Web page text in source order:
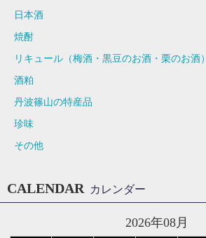
日本酒
焼酎
リキュール（梅酒・黒豆のお酒・栗のお酒）
酒粕
丹波篠山の特産品
珍味
その他
CALENDAR カレンダー
2026年08月